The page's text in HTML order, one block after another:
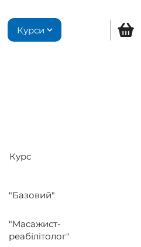
Курси
Курс
"Базовий"
"Масажист-
реабілітолог"